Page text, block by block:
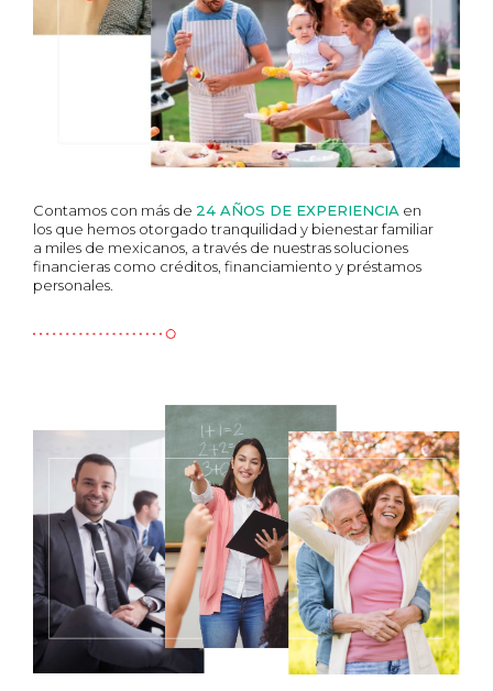
Contamos con más de 24 AÑOS DE EXPERIENCIA en
los que hemos otorgado tranquilidad y bienestar familiar
a miles de mexicanos, a través de nuestras soluciones
financieras como créditos, financiamiento y préstamos
personales.